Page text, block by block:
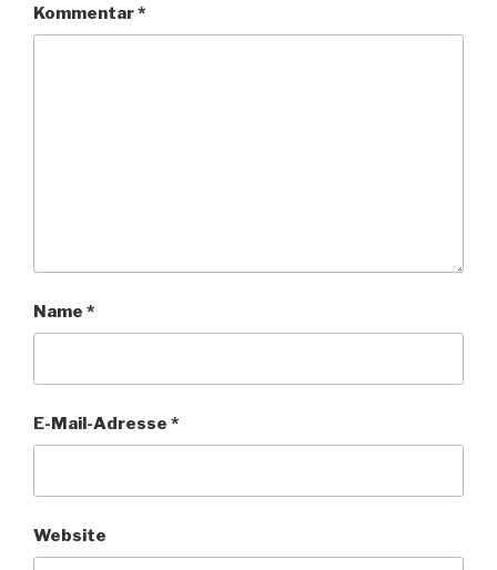
Kommentar*
Name *
E-Mail-Adresse *
Website